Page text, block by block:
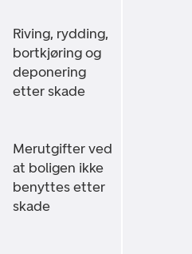
Riving, rydding,
bortkjøring og
deponering
etter skade
Merutgifter ved
at boligen ikke
benyttes etter
skade